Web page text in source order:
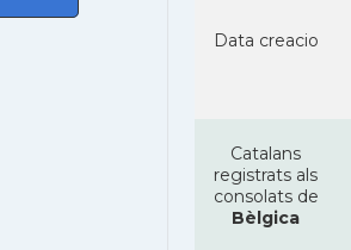
Data creacio
Catalans
registrats als
consolats de
Bèlgica